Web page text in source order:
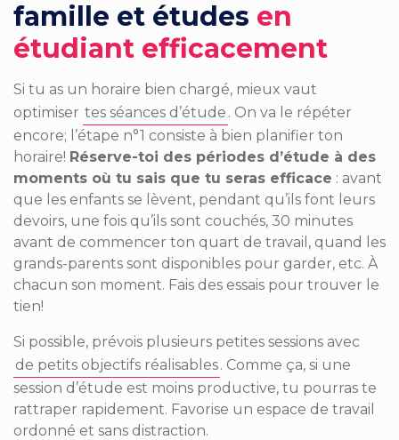
famille et études en
étudiant efficacement
Si tu as un horaire bien chargé, mieux vaut
optimiser tes séances d’étude . On va le répéter
encore; l’étape n°1 consiste à bien planifier ton
horaire! Réserve-toi des périodes d’étude à des
moments où tu sais que tu seras efficace : avant
que les enfants se lèvent, pendant qu’ils font leurs
devoirs, une fois qu’ils sont couchés, 30 minutes
avant de commencer ton quart de travail, quand les
grands-parents sont disponibles pour garder, etc. À
chacun son moment. Fais des essais pour trouver le
tien!
Si possible, prévois plusieurs petites sessions avec
de petits objectifs réalisables. Comme ça, si une
session d’étude est moins productive, tu pourras te
rattraper rapidement. Favorise un espace de travail
ordonné et sans distraction.